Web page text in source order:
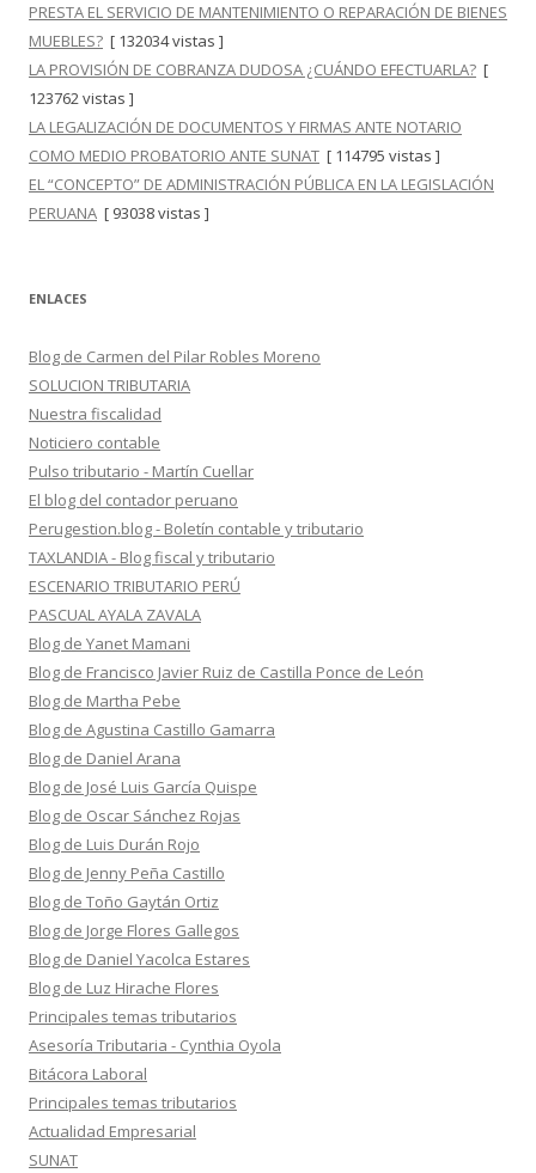
PRESTA EL SERVICIO DE MANTENIMIENTO O REPARACIÓN DE BIENES
MUEBLES? [ 132034 vistas ]
LA PROVISIÓN DE COBRANZA DUDOSA ¿CUÁNDO EFECTUARLA? [
123762 vistas ]
LA LEGALIZACIÓN DE DOCUMENTOS Y FIRMAS ANTE NOTARIO
COMO MEDIO PROBATORIO ANTE SUNAT [ 114795 vistas ]
EL “CONCEPTO” DE ADMINISTRACIÓN PÚBLICA EN LA LEGISLACIÓN
PERUANA [ 93038 vistas ]
ENLACES
Blog de Carmen del Pilar Robles Moreno
SOLUCION TRIBUTARIA
Nuestra fiscalidad
Noticiero contable
Pulso tributario - Martín Cuellar
El blog del contador peruano
Perugestion.blog - Boletín contable y tributario
TAXLANDIA - Blog fiscal y tributario
ESCENARIO TRIBUTARIO PERÚ
PASCUAL AYALA ZAVALA
Blog de Yanet Mamani
Blog de Francisco Javier Ruiz de Castilla Ponce de León
Blog de Martha Pebe
Blog de Agustina Castillo Gamarra
Blog de Daniel Arana
Blog de José Luis García Quispe
Blog de Oscar Sánchez Rojas
Blog de Luis Durán Rojo
Blog de Jenny Peña Castillo
Blog de Toño Gaytán Ortiz
Blog de Jorge Flores Gallegos
Blog de Daniel Yacolca Estares
Blog de Luz Hirache Flores
Principales temas tributarios
Asesoría Tributaria - Cynthia Oyola
Bitácora Laboral
Principales temas tributarios
Actualidad Empresarial
SUNAT